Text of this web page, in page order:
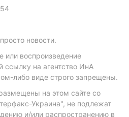
новости.
или воспроизведение
на агентство ИнА
либо виде строго запрещены.
на этом сайте со
Украина", не подлежат
и/или распространению в